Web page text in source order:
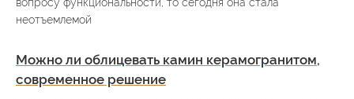
неотъемлемой
Можно ли облицевать камин керамогранитом,
современное решение